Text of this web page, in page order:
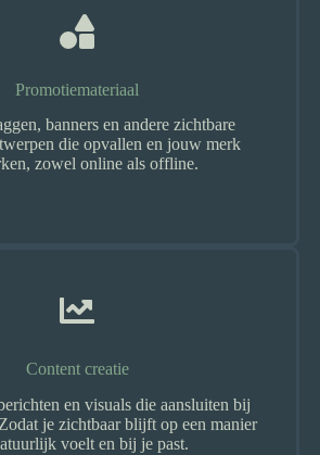
Promotiemateriaal
banners en andere zichtbare
die opvallen en jouw merk
zowel online als offline.
Content creatie
en visuals die aansluiten bij
je zichtbaar blijft op een manier
voelt en bij je past.